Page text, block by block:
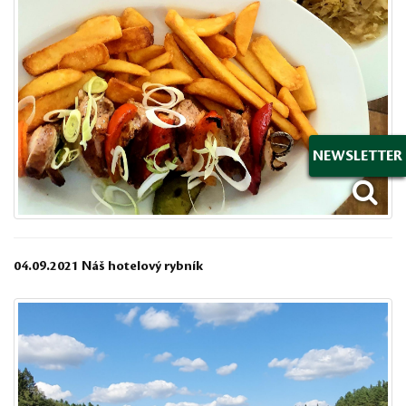
04.09.2021 Náš hotelový rybník
NEWSLETTER